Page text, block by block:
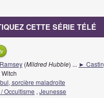
CETTE SÉRIE TÉLÉ
(Mildred Hubble) ... ►
sorcière maladroite
Occultisme , Jeunesse